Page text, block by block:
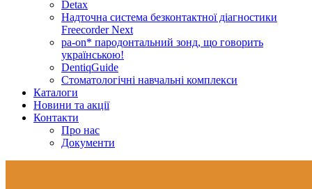
Detax
Надточна система безконтактної діагностики
Freecorder Next
pa-on* пародонтальний зонд, що говорить
українською!
DentiqGuide
Стоматологічні навчальні комплекси
Каталоги
Новини та акції
Контакти
Про нас
Документи